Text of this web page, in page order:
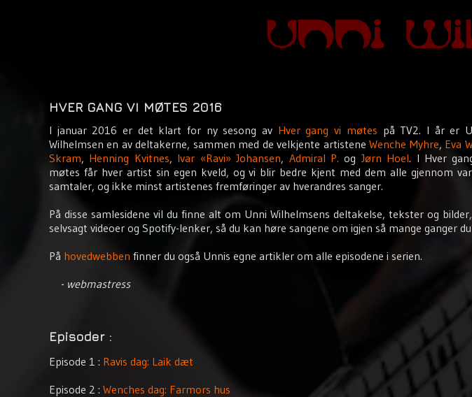
HVER GANG VI MØTES 2016
I januar 2016 er det klart for ny sesong av Hver gang vi møtes på TV2. I år er
Wilhelmsen en av deltakerne, sammen med de velkjente artisteneWenche Myhre, Eva
Skram, Henning Kvitnes, Ivar «Ravi» Johansen, Admiral P. og Jørn Hoel. I Hver
møtes får hver artist sin egen kveld, og vi blir bedre kjent med dem alle gjennom
samtaler, og ikke minst artistenes fremføringer av hverandres sanger.
På disse samlesidene vil du finne alt om Unni Wilhelmsens deltakelse, tekster og
selvsagt videoer og Spotify-lenker, så du kan høre sangene om igjen så mange ganger du
På hovedwebben finner du også Unnis egne artikler om alle episodene i serien.
- webmastress
Episoder :
Episode 1 : Ravis dag: Laik dæt
Episode 2 : Wenches dag: Farmors hus